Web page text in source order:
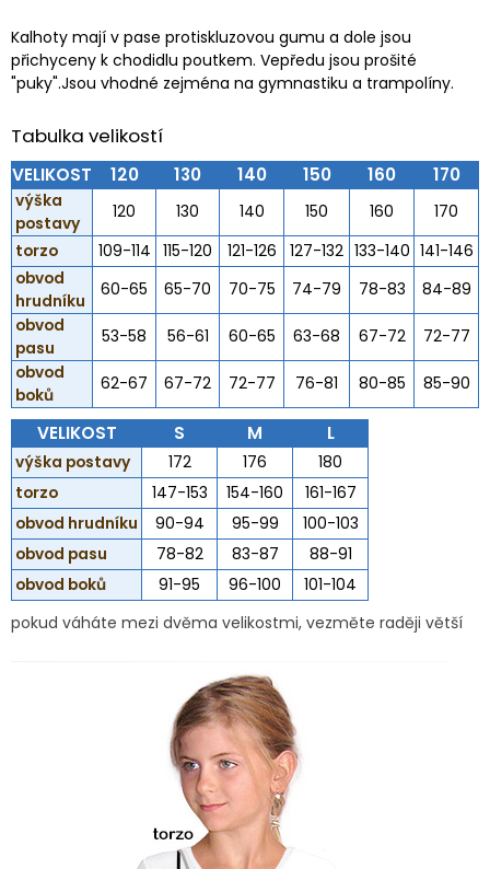
Kalhoty mají v pase protiskluzovou gumu a dole jsou
přichyceny k chodidlu poutkem. Vepředu jsou prošité
"puky".Jsou vhodné zejména na gymnastiku a trampolíny.
Tabulka velikostí
VELIKOST 120 130 140 150 160 170
výška
postavy
120 130 140 150 160
170
torzo
109-114 115-120 121-126 127-132 133-140 141-146
obvod
hrudníku
60-65 65-70 70-75 74-79 78-83
84-89
obvod
pasu
53-58 56-61 60-65 63-68 67-72
72-77
obvod
boků
62-67 67-72 72-77 76-81 80-85 85-90
VELIKOST S M L
výška postavy 172 176
180
torzo
147-153 154-160
161-167
obvod hrudníku
90-94 95-99
100-103
obvod pasu
78-82 83-87
88-91
obvod boků
91-95 96-100
101-104
pokud váháte mezi dvěma velikostmi, vezměte raději větší